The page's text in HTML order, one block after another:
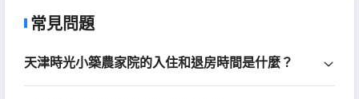
常見問題
天津時光小築農家院的入住和退房時間是什麼？